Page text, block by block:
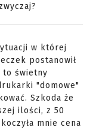
w której
postanowił
to świetny
"domowe"
Szkoda że
ilości, z 50
mnie cena